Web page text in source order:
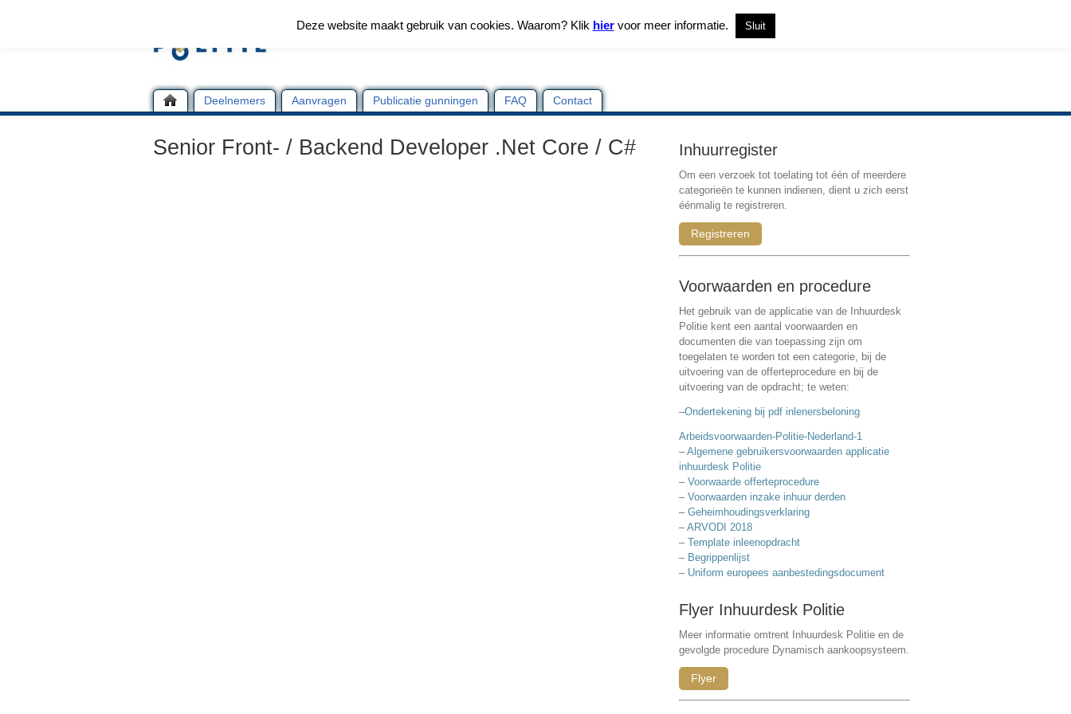
Deelnemers Aanvragen Publicatie gunningen FAQ Contact
Senior Front- / Backend Developer .Net Core / C# Inhuurregister
Om een verzoek tot toelating tot één of meerdere
categorieën te kunnen indienen, dient u zich eerst
éénmalig te registreren.
Registreren
Voorwaarden en procedure
Het gebruik van de applicatie van de Inhuurdesk
Politie kent een aantal voorwaarden en
documenten die van toepassing zijn om
toegelaten te worden tot een categorie, bij de
uitvoering van de offerteprocedure en bij de
uitvoering van de opdracht; te weten:
–Ondertekening bij pdf inlenersbeloning
Arbeidsvoorwaarden-Politie-Nederland-1
–Algemene gebruikersvoorwaarden applicatie
inhuurdesk Politie
– Voorwaarde offerteprocedure
– Voorwaarden inzake inhuur derden
– Geheimhoudingsverklaring
–ARVODI 2018
– Template inleenopdracht
– Begrippenlijst
– Uniform europees aanbestedingsdocument
Flyer Inhuurdesk Politie
Meer informatie omtrent Inhuurdesk Politie en de
gevolgde procedure Dynamisch aankoopsysteem.
Flyer
Deze website maakt gebruik van cookies. Waarom? Klik hiervoor meer informatie. Sluit